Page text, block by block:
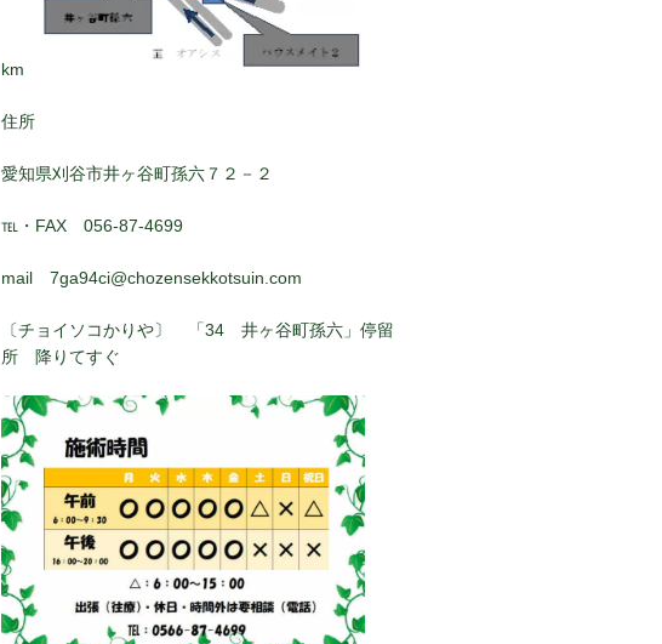
km
住所
愛知県刈谷市井ヶ谷町孫六７２－２
℡・FAX 056-87-4699
mail 7ga94ci@chozensekkotsuin.com
〔チョイソコかりや〕 「34 井ヶ谷町孫六」停留
所 降りてすぐ